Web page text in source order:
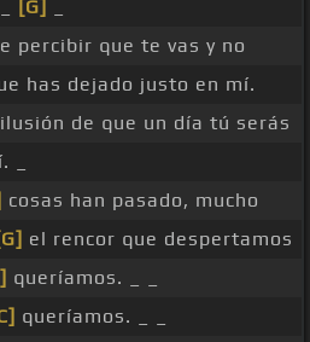
[G]
percibir que te vas y no
has dejado justo en mí.
ilusión de que un día tú serás
_
cosas han pasado, mucho
el rencor que despertamos
queríamos. _ _
queríamos. _ _